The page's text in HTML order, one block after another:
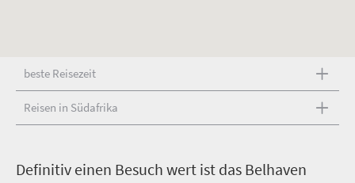
beste Reisezeit
Reisen in Südafrika
Definitiv einen Besuch wert ist das Belhaven